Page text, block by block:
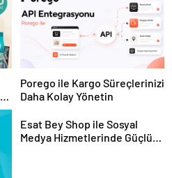
Porego ile Kargo Süreçlerinizi
Daha Kolay Yönetin
Esat Bey Shop ile Sosyal
Medya Hizmetlerinde Güçlü